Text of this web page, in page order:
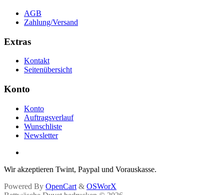
AGB
Zahlung/Versand
Extras
Kontakt
Seitenübersicht
Konto
Konto
Auftragsverlauf
Wunschliste
Newsletter
Wir akzeptieren Twint, Paypal und Vorauskasse.
Powered By OpenCart & OSWorX